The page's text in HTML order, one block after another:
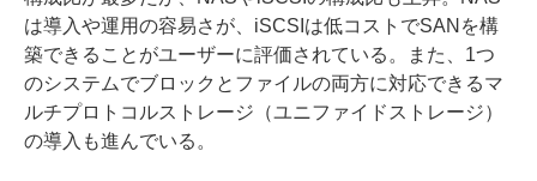
は導入や運用の容易さが、iSCSIは低コストでSANを構
築できることがユーザーに評価されている。また、1つ
のシステムでブロックとファイルの両方に対応できるマ
ルチプロトコルストレージ（ユニファイドストレージ）
の導入も進んでいる。